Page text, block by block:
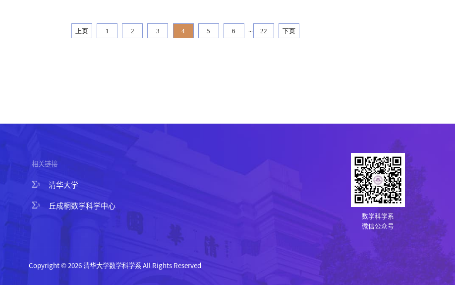
上页 1 2 3 4 5 6 ... 22 下页
相关链接
清华大学
丘成桐数学科学中心
数学科学系
微信公众号
Copyright © 2026 清华大学数学科学系 All Rights Reserved